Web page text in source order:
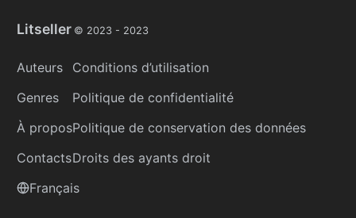
Litseller © 2023 - 2023
Auteurs
Genres
À propos
Contacts
Conditions d’utilisation
Politique de confidentialité
Politique de conservation des données
Droits des ayants droit
Français